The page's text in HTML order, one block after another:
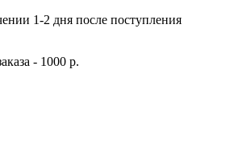
1-2 дня после поступления
- 1000 р.